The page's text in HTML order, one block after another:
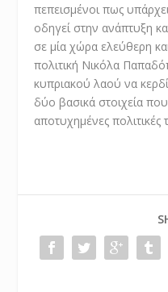
πεπεισμένοι πως
οδηγεί στην ανάπτυξη
σε μία χώρα ελεύθερη
πολιτική Νικόλα
κυπριακού λαού να
δύο βασικά στοιχεία
αποτυχημένες πολιτικές